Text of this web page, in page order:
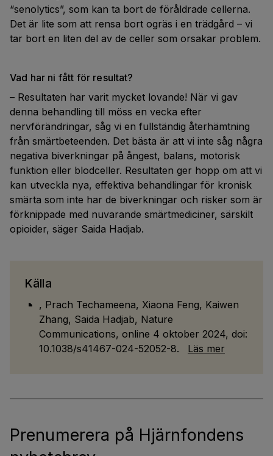
“senolytics”, som kan ta bort de föråldrade cellerna.
Det är lite som att rensa bort ogräs i en trädgård – vi
tar bort en liten del av de celler som orsakar problem.
Vad har ni fått för resultat?
– Resultaten har varit mycket lovande! När vi gav
denna behandling till möss en vecka efter
nervförändringar, såg vi en fullständig återhämtning
från smärtbeteenden. Det bästa är att vi inte såg några
negativa biverkningar på ångest, balans, motorisk
funktion eller blodceller. Resultaten ger hopp om att vi
kan utveckla nya, effektiva behandlingar för kronisk
smärta som inte har de biverkningar och risker som är
förknippade med nuvarande smärtmediciner, särskilt
opioider, säger Saida Hadjab.
Källa
, Prach Techameena, Xiaona Feng, Kaiwen
Zhang, Saida Hadjab, Nature
Communications, online 4 oktober 2024, doi:
10.1038/s41467-024-52052-8.
Läs mer
Prenumerera på Hjärnfondens